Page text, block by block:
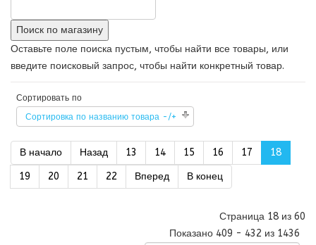
Оставьте поле поиска пустым, чтобы найти все товары, или
введите поисковый запрос, чтобы найти конкретный товар.
Сортировать по
Сортировка по названию товара -/+
В начало Назад 13 14 15 16 17
18
19
20 21 22 Вперед В конец
Страница 18 из 60
Показано 409 - 432 из 1436